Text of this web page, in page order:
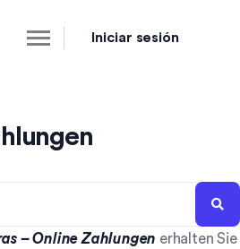
Iniciar sesión
– Online Zahlungen erhalten Sie